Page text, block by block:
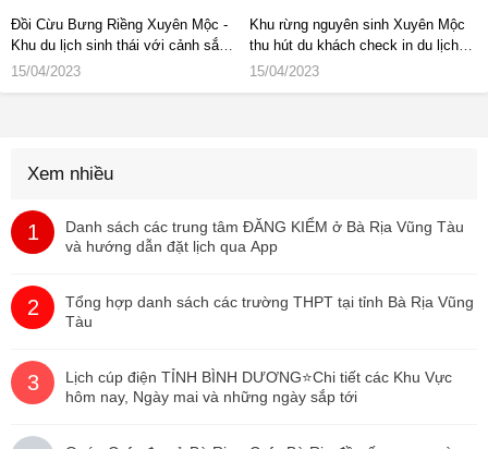
Đồi Cừu Bưng Riềng Xuyên Mộc -
Khu du lịch sinh thái với cảnh sắc
thiên nhiên hoang sơ
15/04/2023
Khu rừng nguyên sinh Xuyên Mộc
thu hút du khách check in du lịch
Bà Rịa Vũng Tàu
15/04/2023
Xem nhiều
1
Danh sách các trung tâm ĐĂNG KIỂM ở Bà Rịa Vũng Tàu
và hướng dẫn đặt lịch qua App
2
Tổng hợp danh sách các trường THPT tại tỉnh Bà Rịa Vũng
Tàu
3
Lịch cúp điện TỈNH BÌNH DƯƠNG⭐️Chi tiết các Khu Vực
hôm nay, Ngày mai và những ngày sắp tới